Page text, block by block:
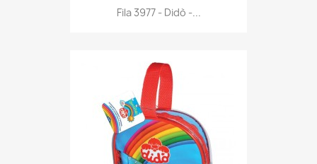
Anteprima
Fila 3977 - Didò -...